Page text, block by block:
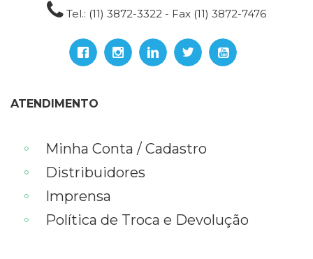
Tel.: (11) 3872-3322 - Fax (11) 3872-7476
ATENDIMENTO
Minha Conta / Cadastro
Distribuidores
Imprensa
Política de Troca e Devolução